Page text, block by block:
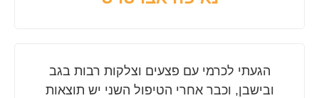
הגעתי לכרמי עם פצעים וצלקות רבות בגב
ובישבן, וכבר אחרי הטיפול השני יש תוצאות